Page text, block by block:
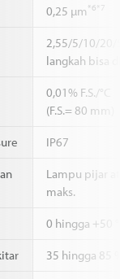
0,25 µm *6 *7
2,55/5/10/20/
langkah bisa
0,01% F.S./°C
(F.S.= 80 mm)
IP67
Lampu pijar
maks.
0 hingga +50
35 hingga 85